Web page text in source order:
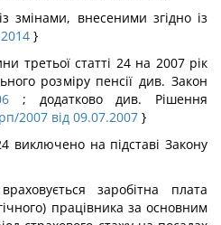
змінами, внесеними згідно із
}
третьої статті 24 на 2007 рік
розміру пенсії див. Закон
; додатково див. Рішення
2007 від 09.07.2007 }
виключено на підставі Закону
заробітна плата
працівника за основним